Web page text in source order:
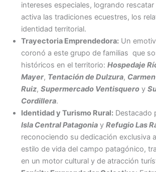
intereses especiales, logrando rescatar
activa las tradiciones ecuestres, los
identidad territorial.
Trayectoria Emprendedora: Un
coronó a este grupo de familias que
históricos en el territorio:Hospedaje
Mayer, Tentación de Dulzura, Carmen
Ruiz,Supermercado Ventisquero y
Cordillera.
Identidad y Turismo Rural: Destacado
Isla Central Patagonia yRefugio Las
reconociendo su dedicación exclusiva
estilo de vida del campo patagónico,
en un motor cultural y de atracción